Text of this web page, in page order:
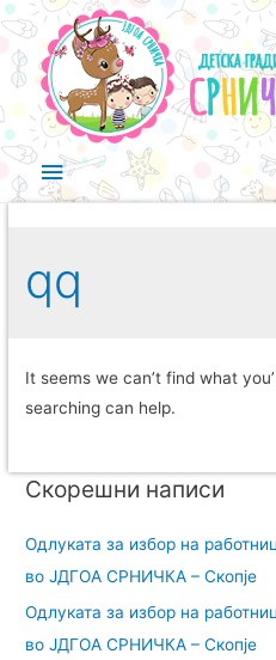
qq
It seems we can’t find what
searching can help.
Скорешни написи
Одлуката за избор на
во ЈДГОА СРНИЧКА – Скопје
Одлуката за избор на
во ЈДГОА СРНИЧКА – Скопје